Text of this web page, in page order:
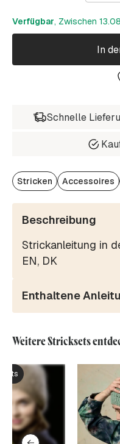
Verfügbar, Zwischen
In
Schnelle
Stricken Accessoires
Beschreibung
Strickanleitung in
EN, DK
Enthaltene
Weitere Stricksets